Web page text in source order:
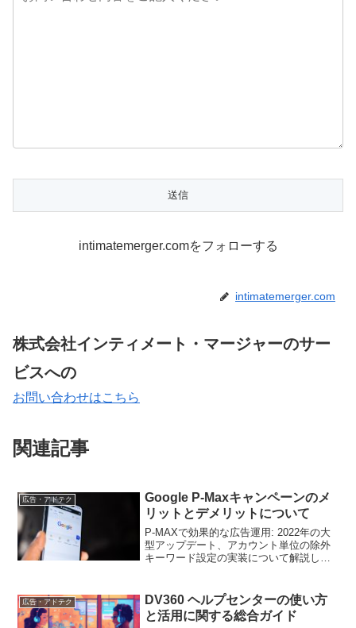
intimatemerger.comをフォローする
intimatemerger.com
株式会社インティメート・マージャーのサー
ビスへの
お問い合わせはこちら
関連記事
広告・アドテク
Google P-Maxキャンペーンのメ
リットとデメリットについて
P-MAXで効果的な広告運用: 2022年の大
型アップデート、アカウント単位の除外
キーワード設定の実装について解説しま
広告・アドテク
DV360 ヘルプセンターの使い方
と活用に関する総合ガイド